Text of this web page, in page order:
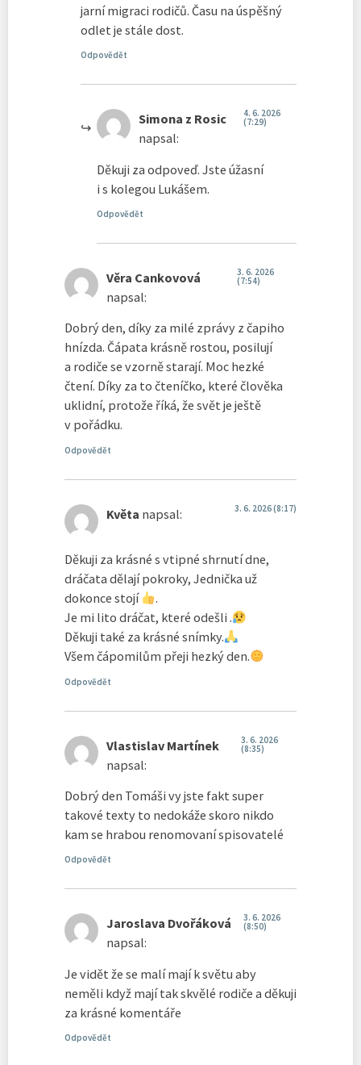
jarní migraci rodičů. Času na úspěšný
odlet je stále dost.
Odpovědět
Simona z Rosic
napsal:
4. 6. 2026
(7:29)
Děkuji za odpoveď. Jste úžasní
i s kolegou Lukášem.
Odpovědět
Věra Cankovová
napsal:
3. 6. 2026
(7:54)
Dobrý den, díky za milé zprávy z čapiho
hnízda. Čápata krásně rostou, posilují
a rodiče se vzorně starají. Moc hezké
čtení. Díky za to čteníčko, které člověka
uklidní, protože říká, že svět je ještě
v pořádku.
Odpovědět
Květa napsal: 3. 6. 2026 (8:17)
Děkuji za krásné s vtipné shrnutí dne,
dráčata dělají pokroky, Jednička už
dokonce stojí
.
Je mi lito dráčat, které odešli .
Děkuji také za krásné snímky.
Všem čápomilům přeji hezký den.
Odpovědět
Vlastislav Martínek
napsal:
3. 6. 2026
(8:35)
Dobrý den Tomáši vy jste fakt super
takové texty to nedokáže skoro nikdo
kam se hrabou renomovaní spisovatelé
Odpovědět
Jaroslava Dvořáková
napsal:
3. 6. 2026
(8:50)
Je vidět že se malí mají k světu aby
neměli když mají tak skvělé rodiče a děkuji
za krásné komentáře
Odpovědět